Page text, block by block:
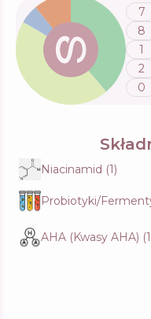
7
8
1
2
0
Niacinamid (1)
Probiotyki/
AHA (Kwasy AHA) (1